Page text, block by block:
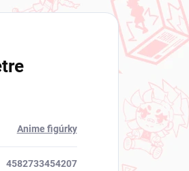
Anime figúrky
4582733454207